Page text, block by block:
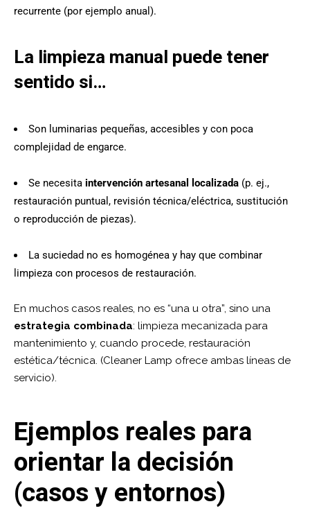
recurrente (por ejemplo anual).
La limpieza manual puede tener
sentido si…
Son luminarias pequeñas, accesibles y con poca
complejidad de engarce.
Se necesita intervención artesanal localizada (p. ej.,
restauración puntual, revisión técnica/eléctrica, sustitución
o reproducción de piezas).
La suciedad no es homogénea y hay que combinar
limpieza con procesos de restauración.
En muchos casos reales, no es “una u otra”, sino una
estrategia combinada: limpieza mecanizada para
mantenimiento y, cuando procede, restauración
estética/técnica. (Cleaner Lamp ofrece ambas líneas de
servicio).
Ejemplos reales para
orientar la decisión
(casos y entornos)